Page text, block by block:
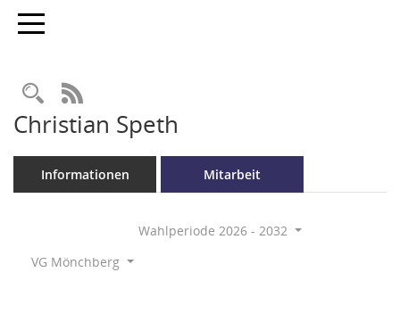
Toggle navigation
Rechercheauswahl
RSS-Feed
Christian Speth
Informationen Mitarbeit
Wahlperiode 2026 - 2032
VG Mönchberg